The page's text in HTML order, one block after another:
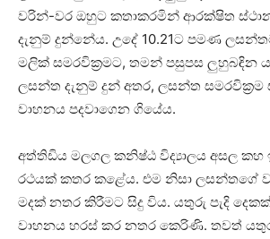
වරින්-වර ඔහුට කතාකරමින් ආරක්ෂිත
දැනුම් දුන්නේය. උදේ 10.21ට පමණ
මලික් සමරවික්‍රමට, තමන් පසුපස ලුහුබඳින
ලසන්ත දැනුම් දුන් අතර, ලසන්ත
වාහනය පදවාගෙන ගියේය.
අත්තිඩිය මලගල කනිෂ්ඨ විද්‍යාලය අසල කහ
රථයක් කතර කළේය. එම නිසා ලසන්තගේ
මදක් නතර කිරීමට සිදු විය. යතුරු පැදි
වාහනය හරස් කර නතර කෙරිණි. තවත්